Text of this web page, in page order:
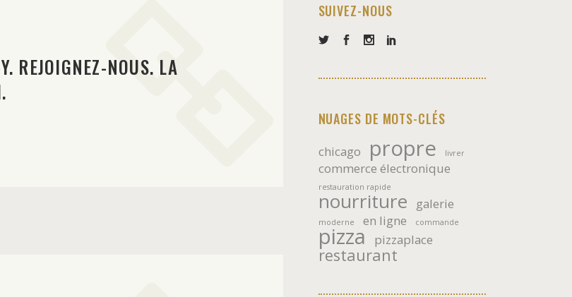
REJOIGNEZ-NOUS. LA
SUIVEZ-NOUS
NUAGES DE MOTS-CLÉS
chicago propre livrer
commerce électronique
restauration rapide
nourriture galerie
moderne en ligne commande
pizza pizzaplace
restaurant